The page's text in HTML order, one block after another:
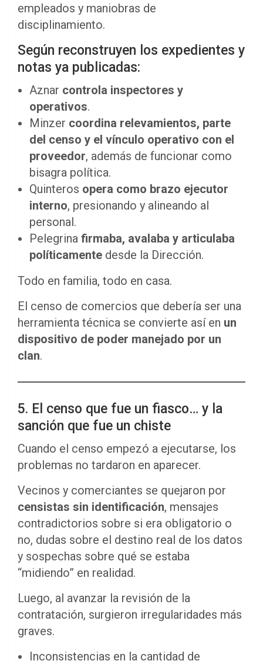
empleados y maniobras de
disciplinamiento.
Según reconstruyen los expedientes y
notas ya publicadas:
Aznar controla inspectores y
operativos.
Minzer coordina relevamientos, parte
del censo y el vínculo operativo con el
proveedor, además de funcionar como
bisagra política.
Quinteros opera como brazo ejecutor
interno, presionando y alineando al
personal.
Pelegrina firmaba, avalaba y articulaba
políticamente desde la Dirección.
Todo en familia, todo en casa.
El censo de comercios que debería ser una
herramienta técnica se convierte así en un
dispositivo de poder manejado por un
clan.
5. El censo que fue un fiasco… y la
sanción que fue un chiste
Cuando el censo empezó a ejecutarse, los
problemas no tardaron en aparecer.
Vecinos y comerciantes se quejaron por
censistas sin identificación, mensajes
contradictorios sobre si era obligatorio o
no, dudas sobre el destino real de los datos
y sospechas sobre qué se estaba
“midiendo” en realidad.
Luego, al avanzar la revisión de la
contratación, surgieron irregularidades más
graves.
Inconsistencias en la cantidad de